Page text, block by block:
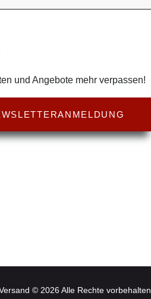
und Angebote mehr verpassen!
© 2026 Alle Rechte vorbehalten.